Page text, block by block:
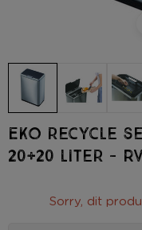
EKO recycle
20+20 liter -
Sorry, dit